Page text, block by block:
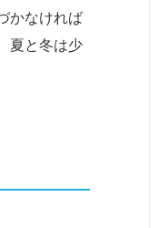
かなければ
夏と冬は少